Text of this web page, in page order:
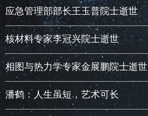
应急管理部部长王玉普院士逝世
核材料专家李冠兴院士逝世
相图与热力学专家金展鹏院士逝世
潘鹤：人生虽短，艺术可长